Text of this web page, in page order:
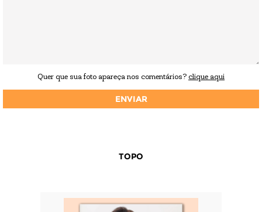
Quer que sua foto apareça nos comentários? clique aqui
TOPO